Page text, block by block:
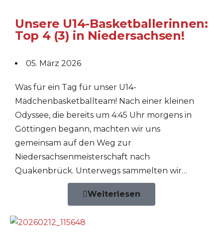
Unsere U14-Basketballerinnen:
Top 4 (3) in Niedersachsen!
05. März 2026
Was für ein Tag für unser U14-
Mädchenbasketballteam! Nach einer kleinen
Odyssee, die bereits um 4:45 Uhr morgens in
Göttingen begann, machten wir uns
gemeinsam auf den Weg zur
Niedersachsenmeisterschaft nach
Quakenbrück. Unterwegs sammelten wir…
Weiterlesen